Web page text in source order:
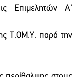
Επιμελητών Α'
Τ.ΟΜ.Υ. παρά την